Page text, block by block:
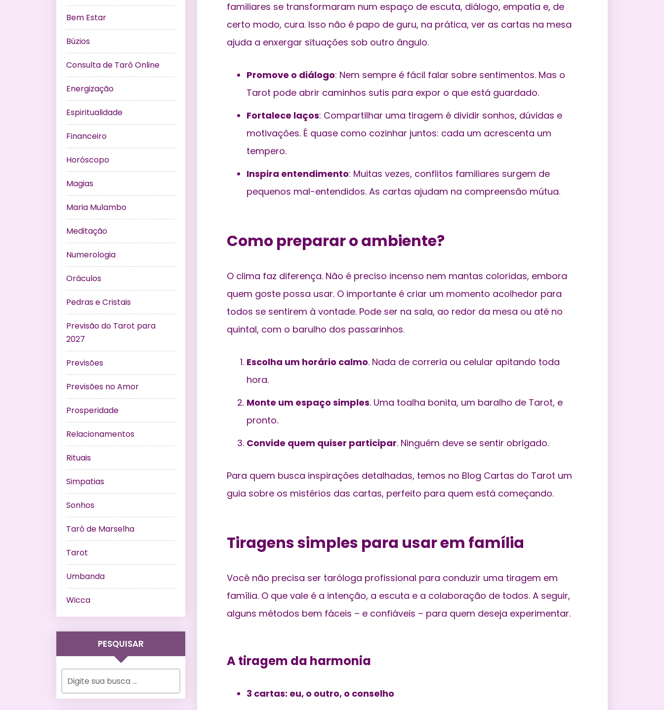
familiares se transformaram num espaço de escuta, diálogo, empatia e, de
certo modo, cura. Isso não é papo de guru, na prática, ver as cartas na mesa
ajuda a enxergar situações sob outro ângulo.
Promove o diálogo: Nem sempre é fácil falar sobre sentimentos. Mas o
Tarot pode abrir caminhos sutis para expor o que está guardado.
Fortalece laços: Compartilhar uma tiragem é dividir sonhos, dúvidas e
motivações. É quase como cozinhar juntos: cada um acrescenta um
tempero.
Inspira entendimento: Muitas vezes, conflitos familiares surgem de
pequenos mal-entendidos. As cartas ajudam na compreensão mútua.
Como preparar o ambiente?
O clima faz diferença. Não é preciso incenso nem mantas coloridas, embora
quem goste possa usar. O importante é criar um momento acolhedor para
todos se sentirem à vontade. Pode ser na sala, ao redor da mesa ou até no
quintal, com o barulho dos passarinhos.
Escolha um horário calmo. Nada de correria ou celular apitando toda
hora.
Monte um espaço simples. Uma toalha bonita, um baralho de Tarot, e
pronto.
Convide quem quiser participar. Ninguém deve se sentir obrigado.
Para quem busca inspirações detalhadas, temos no Blog Cartas do Tarot um
guia sobre os mistérios das cartas, perfeito para quem está começando.
Tiragens simples para usar em família
Você não precisa ser taróloga profissional para conduzir uma tiragem em
família. O que vale é a intenção, a escuta e a colaboração de todos. A seguir,
alguns métodos bem fáceis – e confiáveis – para quem deseja experimentar.
A tiragem da harmonia
3 cartas: eu, o outro, o conselho
Bem Estar
Búzios
Consulta de Tarô Online
Energização
Espiritualidade
Financeiro
Horóscopo
Magias
Maria Mulambo
Meditação
Numerologia
Oráculos
Pedras e Cristais
Previsão do Tarot para
2027
Previsões
Previsões no Amor
Prosperidade
Relacionamentos
Rituais
Simpatias
Sonhos
Tarô de Marselha
Tarot
Umbanda
Wicca
PESQUISAR